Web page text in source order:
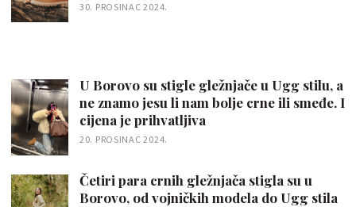
30. PROSINAC 2024.
U Borovo su stigle gležnjače u Ugg stilu, a
ne znamo jesu li nam bolje crne ili smeđe. I
cijena je prihvatljiva
20. PROSINAC 2024.
Četiri para crnih gležnjača stigla su u
Borovo, od vojničkih modela do Ugg stila